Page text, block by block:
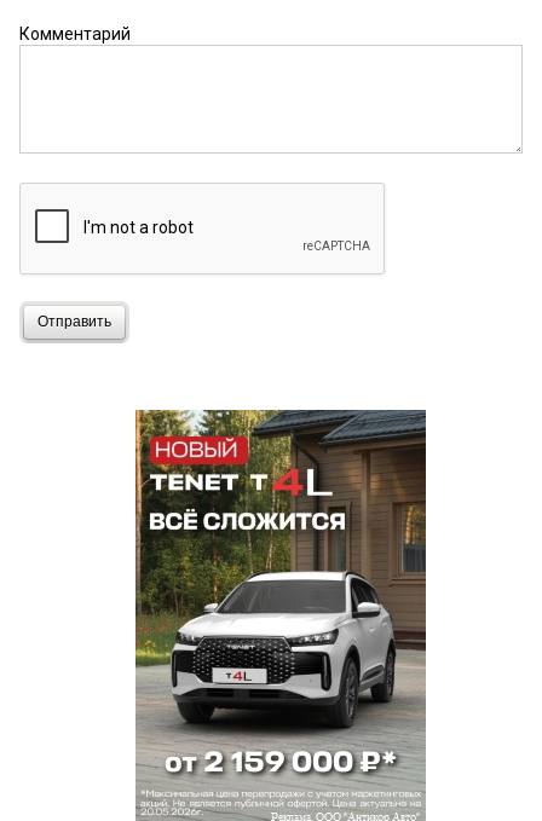
Комментарий
Отправить